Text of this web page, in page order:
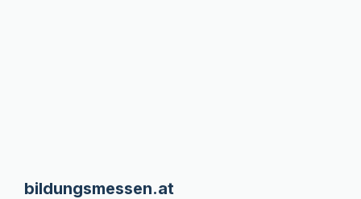
bildungsmessen.at